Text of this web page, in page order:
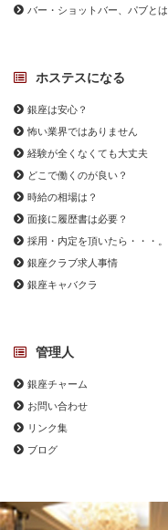
バー・ショットバー、パブとは
ホステスになる
銀座は安心？
怖い業界ではありません
経験が全くなくても大丈夫
どこで働くのが良い？
時給の相場は？
面接に履歴書は必要？
採用・内定を頂いたら・・・。
銀座クラブ求人事情
銀座キャバクラ
管理人
銀座チャーム
お問い合わせ
リンク集
ブログ